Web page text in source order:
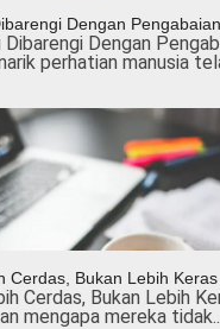
Dengan
Dengan
perhatian manusia
Cerdas, Bukan Lebih Keras
Cerdas, Bukan Lebih
mengapa mereka